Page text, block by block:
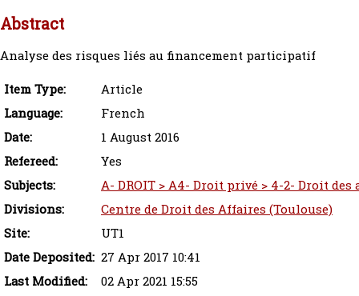
Abstract
Analyse des risques liés au financement participatif
Item Type:
Article
Language:
French
Date:
1 August 2016
Refereed:
Yes
Subjects:
A- DROIT > A4- Droit privé > 4-2- Droit
Divisions:
Centre de Droit des Affaires (Toulouse)
Site:
UT1
Date Deposited: 27 Apr 2017 10:41
Last Modified:
02 Apr 2021 15:55